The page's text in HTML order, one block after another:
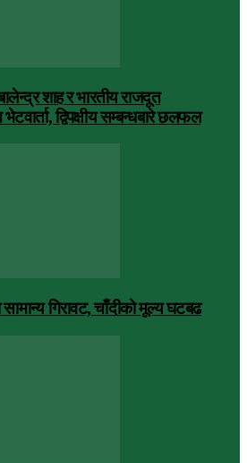
शाह र भारतीय राजदूत
द्विपक्षीय सम्बन्धबारे छलफल
गिरावट, चाँदीको मूल्य घटबढ